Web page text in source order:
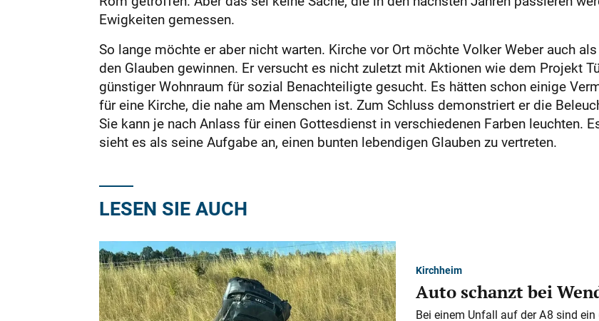
Ewigkeiten gemessen.
So lange möchte er aber nicht warten. Kirche vor Ort möchte Volker Weber auch
den Glauben gewinnen. Er versucht es nicht zuletzt mit Aktionen wie dem Projekt
günstiger Wohnraum für sozial Benachteiligte gesucht. Es hätten schon einige
für eine Kirche, die nahe am Menschen ist. Zum Schluss demonstriert er die
Sie kann je nach Anlass für einen Gottesdienst in verschiedenen Farben leuchten.
sieht es als seine Aufgabe an, einen bunten lebendigen Glauben zu vertreten.
LESEN SIE AUCH
Kirchheim
Auto schanzt bei
Bei einem Unfall auf der A 8 sind